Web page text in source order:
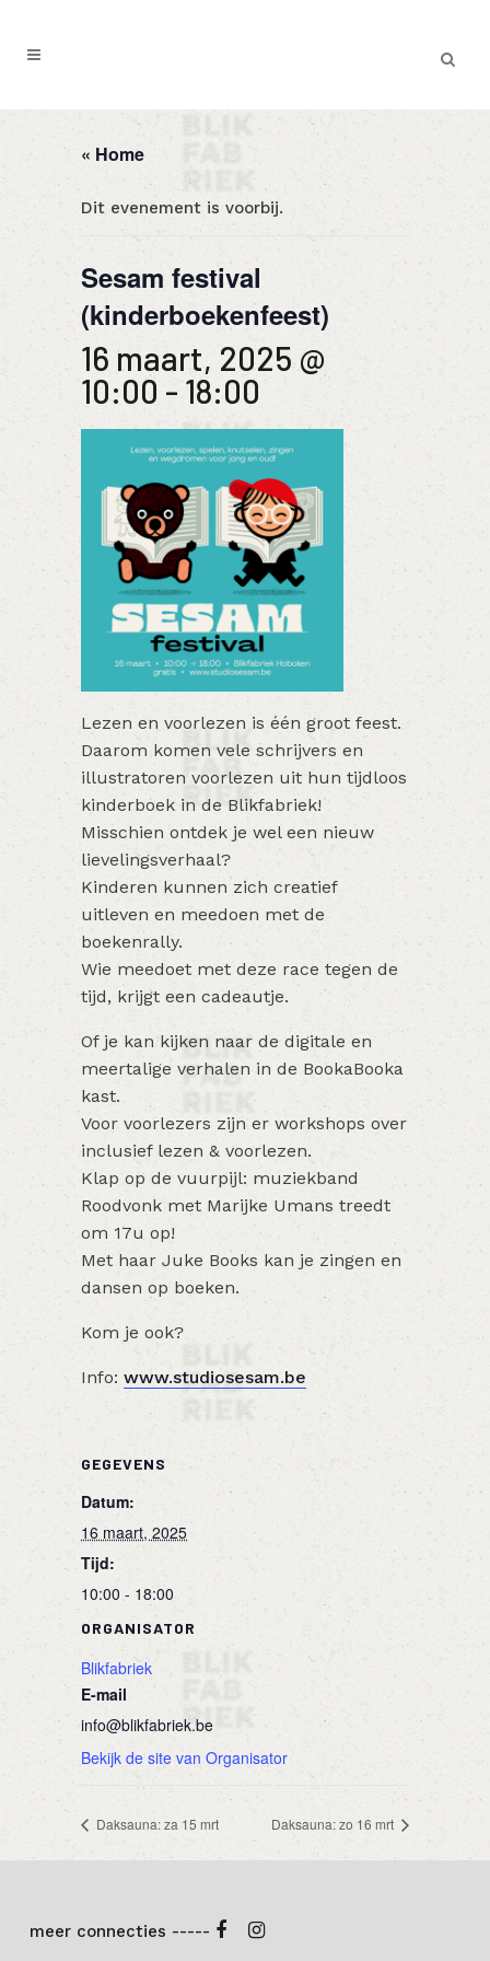
« Home
Dit evenement is voorbij.
Sesam festival
(kinderboekenfeest)
16 maart, 2025 @
10:00 - 18:00
Lezen en voorlezen is één groot feest.
Daarom komen vele schrijvers en
illustratoren voorlezen uit hun tijdloos
kinderboek in de Blikfabriek!
Misschien ontdek je wel een nieuw
lievelingsverhaal?
Kinderen kunnen zich creatief
uitleven en meedoen met de
boekenrally.
Wie meedoet met deze race tegen de
tijd, krijgt een cadeautje.
Of je kan kijken naar de digitale en
meertalige verhalen in de BookaBooka
kast.
Voor voorlezers zijn er workshops over
inclusief lezen & voorlezen.
Klap op de vuurpijl: muziekband
Roodvonk met Marijke Umans treedt
om 17u op!
Met haar Juke Books kan je zingen en
dansen op boeken.
Kom je ook?
Info: www.studiosesam.be
GEGEVENS
Datum:
16 maart, 2025
Tijd:
10:00 - 18:00
ORGANISATOR
Blikfabriek
E-mail
info@blikfabriek.be
Bekijk de site van Organisator
Daksauna: za 15 mrt Daksauna: zo 16 mrt
meer connecties -----